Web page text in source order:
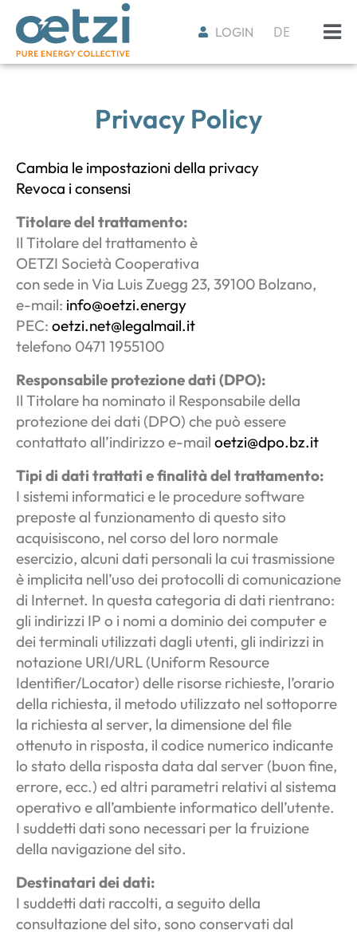
LOGIN DE
Privacy Policy
Cambia le impostazioni della privacy
Revoca i consensi
Titolare del trattamento:
Il Titolare del trattamento è
OETZI Società Cooperativa
con sede in Via Luis Zuegg 23, 39100 Bolzano,
e-mail: info@oetzi.energy
PEC: oetzi.net@legalmail.it
telefono 0471 1955100
Responsabile protezione dati (DPO):
Il Titolare ha nominato il Responsabile della
protezione dei dati (DPO) che può essere
contattato all’indirizzo e-mail oetzi@dpo.bz.it
Tipi di dati trattati e finalità del trattamento:
I sistemi informatici e le procedure software
preposte al funzionamento di questo sito
acquisiscono, nel corso del loro normale
esercizio, alcuni dati personali la cui trasmissione
è implicita nell’uso dei protocolli di comunicazione
di Internet. In questa categoria di dati rientrano:
gli indirizzi IP o i nomi a dominio dei computer e
dei terminali utilizzati dagli utenti, gli indirizzi in
notazione URI/URL (Uniform Resource
Identifier/Locator) delle risorse richieste, l’orario
della richiesta, il metodo utilizzato nel sottoporre
la richiesta al server, la dimensione del file
ottenuto in risposta, il codice numerico indicante
lo stato della risposta data dal server (buon fine,
errore, ecc.) ed altri parametri relativi al sistema
operativo e all’ambiente informatico dell’utente.
I suddetti dati sono necessari per la fruizione
della navigazione del sito.
Destinatari dei dati:
I suddetti dati raccolti, a seguito della
consultazione del sito, sono conservati dal